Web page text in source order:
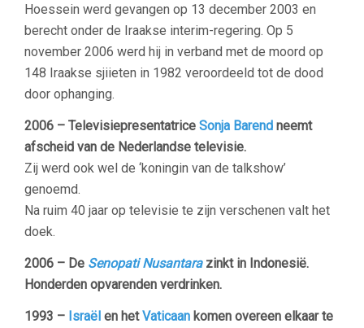
Hoessein werd gevangen op 13 december 2003 en
berecht onder de Iraakse interim-regering. Op 5
november 2006 werd hij in verband met de moord op
148 Iraakse sjiieten in 1982 veroordeeld tot de dood
door ophanging.
2006 – Televisiepresentatrice Sonja Barend neemt
afscheid van de Nederlandse televisie.
Zij werd ook wel de ‘koningin van de talkshow’
genoemd.
Na ruim 40 jaar op televisie te zijn verschenen valt het
doek.
2006 – De Senopati Nusantarazinkt in Indonesië.
Honderden opvarenden verdrinken.
1993 – Israël en hetVaticaan komen overeen elkaar te